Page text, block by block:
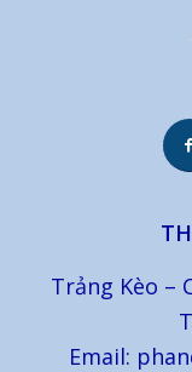
Trảng Kèo –
Email: